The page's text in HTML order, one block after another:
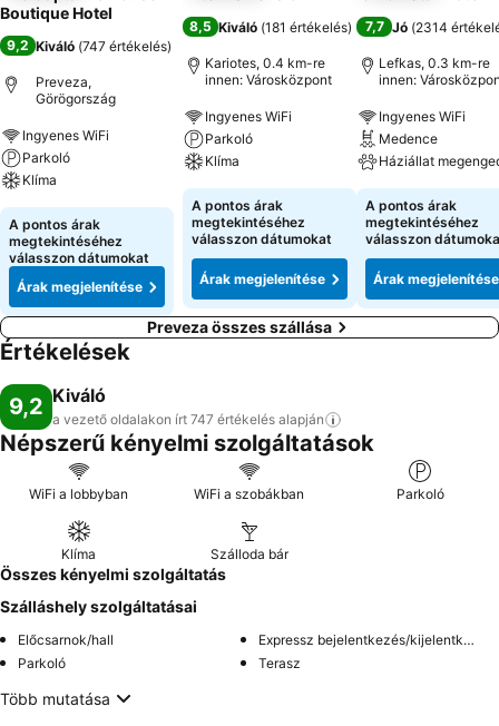
Boutique Hotel
9,2 Kiváló (747 értékelés)
Preveza,
Görögország
Ingyenes WiFi
Parkoló
Klíma
A pontos árak
megtekintéséhez
válasszon dátumokat
Árak megjelenítése
8,5 Kiváló (181 értékelés)
Kariotes, 0.4 km-re
innen: Városközpont
Ingyenes WiFi
Parkoló
Klíma
A pontos árak
megtekintéséhez
válasszon dátumokat
Árak megjelenítése
7,7 Jó (2314
Lefkas, 0.3 km-re
innen:
Ingyenes WiFi
Medence
Háziállat
A pontos árak
megtekintéséhez
válasszon
Árak megjelenítése
Preveza összes szállása
Értékelések
9,2 Kiváló
a vezető oldalakon írt 747 értékelés alapján
Népszerű kényelmi szolgáltatások
WiFi a lobbyban WiFi a szobákban Parkoló
Klíma Szálloda bár
Összes kényelmi szolgáltatás
Szálláshely szolgáltatásai
Előcsarnok/hall
Expressz bejelentkezés/kijelentkezés
Parkoló
Terasz
Több mutatása